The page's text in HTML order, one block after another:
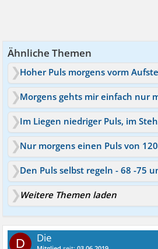
Ähnliche Themen
Nur morgens einen Puls von 120
Weitere Themen laden
D Die